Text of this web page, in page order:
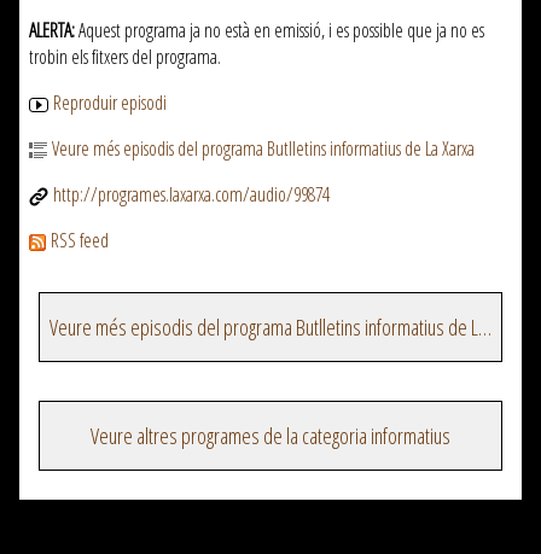
ALERTA:Aquest programa ja no està en emissió, i es possible que ja no es
trobin els fitxers del programa.
Reproduir episodi
Veure més episodis del programa Butlletins informatius de La Xarxa
http://programes.laxarxa.com/audio/99874
RSS feed
Veure més episodis del programa Butlletins informatius de La Xarxa
Veure altres programes de la categoria informatius